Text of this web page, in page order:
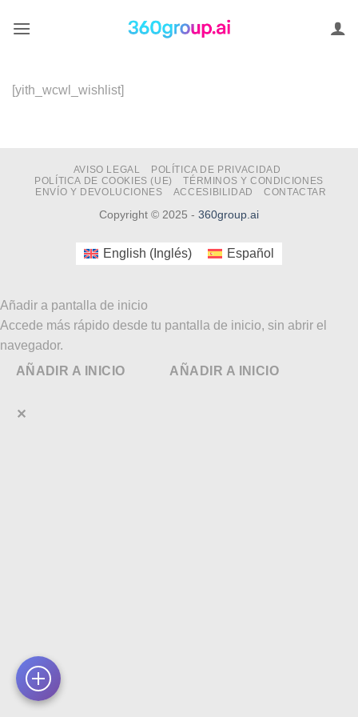
[yith_wcwl_wishlist]
AVISO LEGAL
POLÍTICA DE PRIVACIDAD
POLÍTICA DE COOKIES (UE)
TÉRMINOS Y CONDICIONES
ENVÍO Y DEVOLUCIONES
ACCESIBILIDAD CONTACTAR
Copyright © 2025 - 360group.ai
English ( Inglés) Español
Añadir a pantalla de inicio
Accede más rápido desde tu pantalla de inicio, sin abrir el
navegador.
AÑADIR A INICIO
AÑADIR A INICIO
✕